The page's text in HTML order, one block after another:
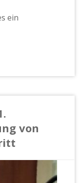
ein
von